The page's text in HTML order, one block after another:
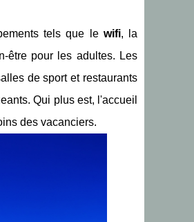
tels que le wifi, la
être pour les adultes. Les
de sport et restaurants
Qui plus est, l'accueil
des vacanciers.